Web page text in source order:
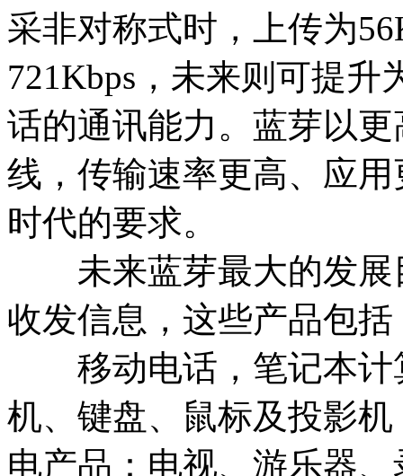
采非对称式时，上传为
721Kbps，未来则可提升
话的通讯能力。蓝芽以
线，传输速率更高、应
时代的要求。
未来蓝芽最大的发展
收发信息，这些产品包括
移动电话，笔记本计
机、键盘、鼠标及投影
电产品：电视、游乐器